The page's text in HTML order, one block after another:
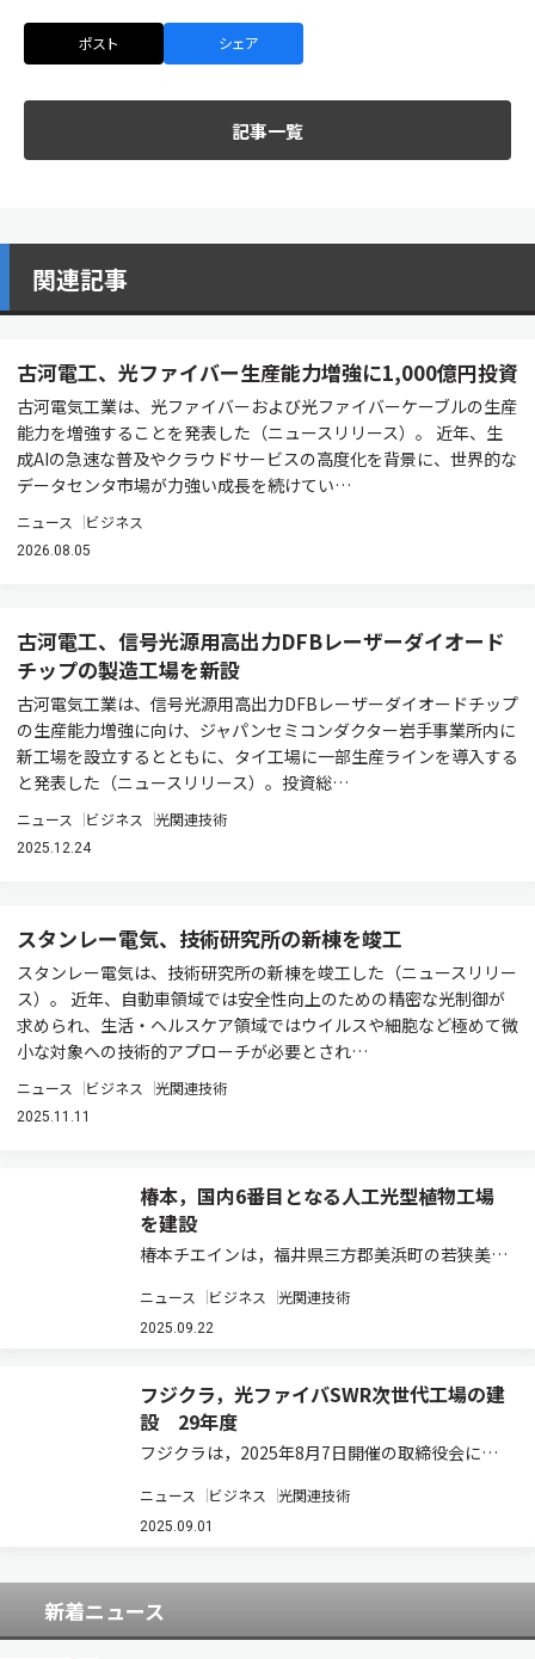
ポスト シェア
記事一覧
関連記事
古河電工、光ファイバー生産能力増強に1,000億円投資
古河電気工業は、光ファイバーおよび光ファイバーケーブルの生産
能力を増強することを発表した（ニュースリリース）。 近年、生
成AIの急速な普及やクラウドサービスの高度化を背景に、世界的な
データセンタ市場が力強い成長を続けてい…
ニュース ビジネス
2026.08.05
古河電工、信号光源用高出力DFBレーザーダイオード
チップの製造工場を新設
古河電気工業は、信号光源用高出力DFBレーザーダイオードチップ
の生産能力増強に向け、ジャパンセミコンダクター岩手事業所内に
新工場を設立するとともに、タイ工場に一部生産ラインを導入する
と発表した（ニュースリリース）。投資総…
ニュース ビジネス 光関連技術
2025.12.24
スタンレー電気、技術研究所の新棟を竣工
スタンレー電気は、技術研究所の新棟を竣工した（ニュースリリー
ス）。 近年、自動車領域では安全性向上のための精密な光制御が
求められ、生活・ヘルスケア領域ではウイルスや細胞など極めて微
小な対象への技術的アプローチが必要とされ…
ニュース ビジネス 光関連技術
2025.11.11
椿本，国内6番目となる人工光型植物工場
を建設
椿本チエインは，福井県三方郡美浜町の若狭美浜
工場「福井美浜工場」を建設し，9月10日に竣工
式を執り行なった（ニュースリリース）。 この工
ニュース ビジネス 光関連技術
2025.09.22
フジクラ，光ファイバSWR次世代工場の建
設 29年度
フジクラは，2025年8月7日開催の取締役会にお
したと発表した（ニュースリリース）。 同社は，
生成AIの普及・拡大に伴うデータセンタ市場を中
ニュース ビジネス 光関連技術
2025.09.01
新着ニュース